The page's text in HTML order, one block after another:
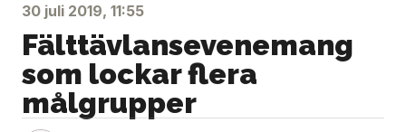
30 juli 2019, 11:55
Fälttävlansevenemang
som lockar flera
målgrupper